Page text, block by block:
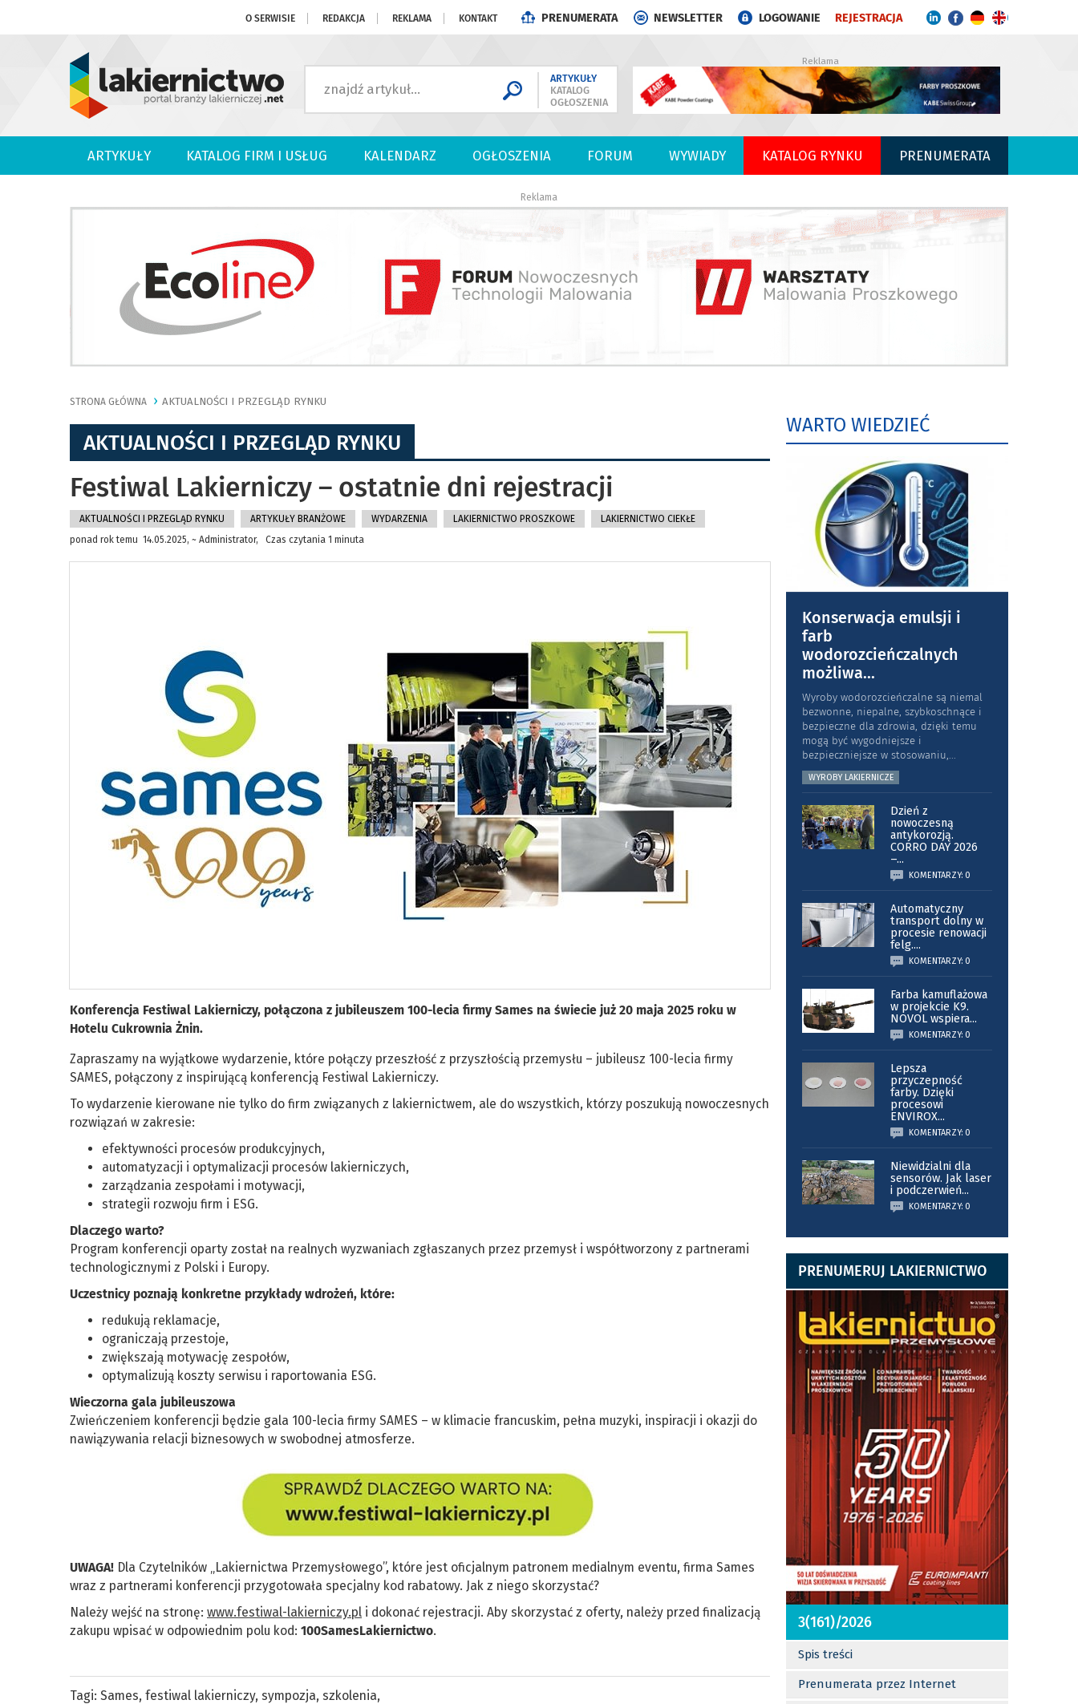
O SERWISIE REDAKCJA REKLAMA KONTAKT PRENUMERATA NEWSLETTER LOGOWANIE REJESTRACJA
ARTYKUŁY
KATALOG
OGŁOSZENIA
Reklama
ARTYKUŁY KATALOG FIRM I USŁUG KALENDARZ OGŁOSZENIA FORUM WYWIADY KATALOG RYNKU PRENUMERATA
Reklama
STRONA GŁÓWNA AKTUALNOŚCI I PRZEGLĄD RYNKU
AKTUALNOŚCI I PRZEGLĄD RYNKU
Festiwal Lakierniczy – ostatnie dni rejestracji
AKTUALNOŚCI I PRZEGLĄD RYNKU ARTYKUŁY BRANŻOWE WYDARZENIA LAKIERNICTWO PROSZKOWE
LAKIERNICTWO CIEKŁE
ponad rok temu 14.05.2025, ~ Administrator, Czas czytania 1 minuta
Konferencja Festiwal Lakierniczy, połączona z jubileuszem 100-lecia firmy Sames na świecie już 20 maja 2025 roku w
Hotelu Cukrownia Żnin.
Zapraszamy na wyjątkowe wydarzenie, które połączy przeszłość z przyszłością przemysłu – jubileusz 100-lecia firmy
SAMES, połączony z inspirującą konferencją Festiwal Lakierniczy.
To wydarzenie kierowane nie tylko do firm związanych z lakiernictwem, ale do wszystkich, którzy poszukują nowoczesnych
rozwiązań w zakresie:
efektywności procesów produkcyjnych,
automatyzacji i optymalizacji procesów lakierniczych,
zarządzania zespołami i motywacji,
strategii rozwoju firm i ESG.
Dlaczego warto?
Program konferencji oparty został na realnych wyzwaniach zgłaszanych przez przemysł i współtworzony z partnerami
technologicznymi z Polski i Europy.
Uczestnicy poznają konkretne przykłady wdrożeń, które:
redukują reklamacje,
ograniczają przestoje,
zwiększają motywację zespołów,
optymalizują koszty serwisu i raportowania ESG.
Wieczorna gala jubileuszowa
Zwieńczeniem konferencji będzie gala 100-lecia firmy SAMES – w klimacie francuskim, pełna muzyki, inspiracji i okazji do
nawiązywania relacji biznesowych w swobodnej atmosferze.
UWAGA! Dla Czytelników „Lakiernictwa Przemysłowego”, które jest oficjalnym patronem medialnym eventu, firma Sames
wraz z partnerami konferencji przygotowała specjalny kod rabatowy. Jak z niego skorzystać?
Należy wejść na stronę: www.festiwal-lakierniczy.pl i dokonać rejestracji. Aby skorzystać z oferty, należy przed finalizacją
zakupu wpisać w odpowiednim polu kod: 100SamesLakiernictwo.
Tagi: Sames, festiwal lakierniczy, sympozja, szkolenia,
WARTO WIEDZIEĆ
Konserwacja emulsji i
farb
wodorozcieńczalnych
możliwa...
Wyroby wodorozcieńczalne są niemal
bezwonne, niepalne, szybkoschnące i
bezpieczne dla zdrowia, dzięki temu
mogą być wygodniejsze i
bezpieczniejsze w stosowaniu,...
WYROBY LAKIERNICZE
Dzień z
nowoczesną
antykorozją.
CORRO DAY 2026
–...
KOMENTARZY: 0
Automatyczny
transport dolny w
procesie renowacji
felg....
KOMENTARZY: 0
Farba kamuflażowa
w projekcie K9.
NOVOL wspiera...
KOMENTARZY: 0
Lepsza
przyczepność
farby. Dzięki
procesowi
ENVIROX...
KOMENTARZY: 0
Niewidzialni dla
sensorów. Jak laser
i podczerwień...
KOMENTARZY: 0
PRENUMERUJ LAKIERNICTWO
3(161)/2026
Spis treści
Prenumerata przez Internet